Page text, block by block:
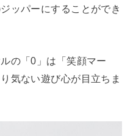
ッパーにすることができ
の「0」は「笑顔マー
気ない遊び心が目立ちま